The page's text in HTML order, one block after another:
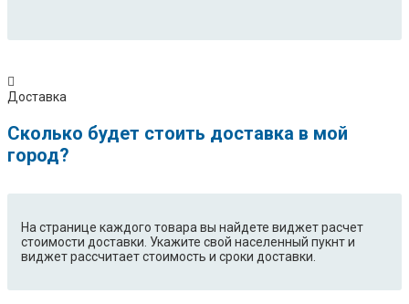
Доставка
Сколько будет стоить доставка в мой
город?
На странице каждого товара вы найдете виджет расчет
стоимости доставки. Укажите свой населенный пукнт и
виджет рассчитает стоимость и сроки доставки.